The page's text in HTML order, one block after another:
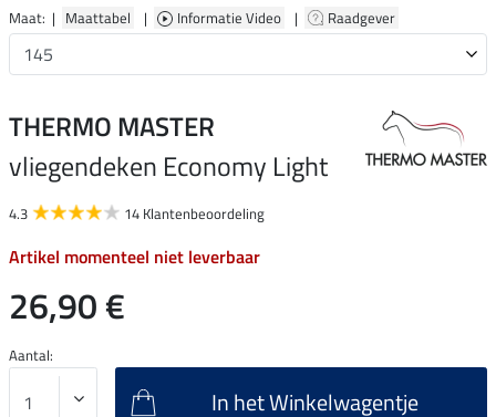
Maat: | Maattabel | Informatie Video | Raadgever
THERMO MASTER
vliegendeken Economy Light
4.3 14 Klantenbeoordeling
Artikel momenteel niet leverbaar
26,90 €
Aantal:
In het Winkelwagentje